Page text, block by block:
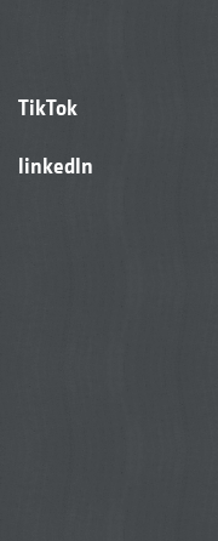
TikTok
linkedIn